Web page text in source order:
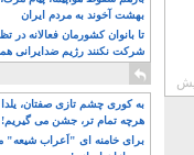
بهشت آخوند به مردم ایران
تا بانوان کشورمان فعالانه در
شرکت نکنند رژیم ضدایرانی
قدرت باقی خواهدماند
به کوری چشم تازی صفتان،
هرچه تمام تر، جشن می گیریم!
برای خامنه ای "اَعراب شیعه"